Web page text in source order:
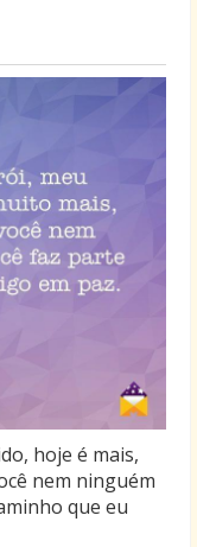
hoje é mais,
nem ninguém
que eu